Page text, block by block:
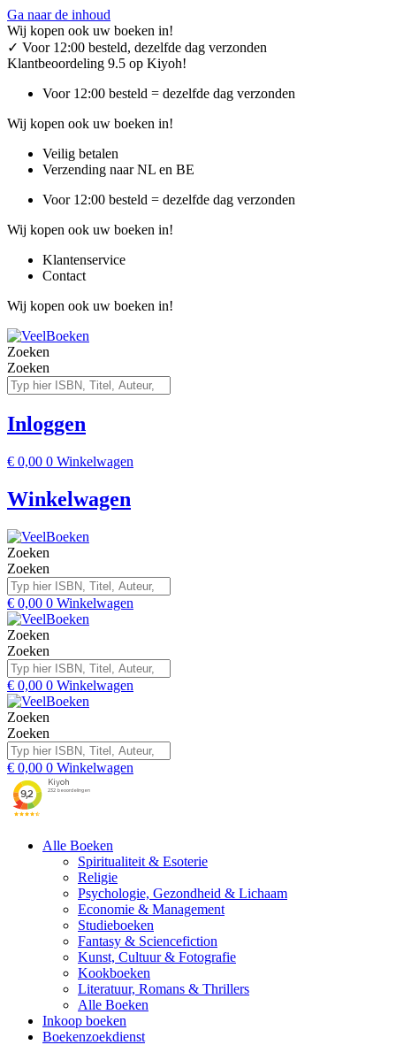
Ga naar de inhoud
Wij kopen ook uw boeken in!
✓ Voor 12:00 besteld, dezelfde dag verzonden
Klantbeoordeling 9.5 op Kiyoh!
Voor 12:00 besteld = dezelfde dag verzonden
Wij kopen ook uw boeken in!
Veilig betalen
Verzending naar NL en BE
Voor 12:00 besteld = dezelfde dag verzonden
Wij kopen ook uw boeken in!
Klantenservice
Contact
Wij kopen ook uw boeken in!
Zoeken
Zoeken
Inloggen
€ 0,00 0 Winkelwagen
Winkelwagen
Zoeken
Zoeken
€ 0,00 0 Winkelwagen
Zoeken
Zoeken
€ 0,00 0 Winkelwagen
Zoeken
Zoeken
€ 0,00 0 Winkelwagen
Alle Boeken
Spiritualiteit & Esoterie
Religie
Psychologie, Gezondheid & Lichaam
Economie & Management
Studieboeken
Fantasy & Sciencefiction
Kunst, Cultuur & Fotografie
Kookboeken
Literatuur, Romans & Thrillers
Alle Boeken
Inkoop boeken
Boekenzoekdienst